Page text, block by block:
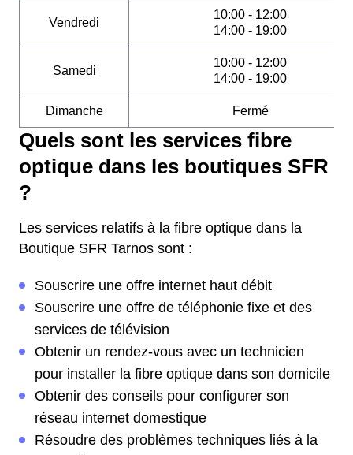
Vendredi
10:00 - 12:00
14:00 - 19:00
Samedi
10:00 - 12:00
14:00 - 19:00
Dimanche Fermé
Quels sont les services fibre
optique dans les boutiques SFR
?
Les services relatifs à la fibre optique dans la
Boutique SFR Tarnos sont :
Souscrire une offre internet haut débit
Souscrire une offre de téléphonie fixe et des
services de télévision
Obtenir un rendez-vous avec un technicien
pour installer la fibre optique dans son domicile
Obtenir des conseils pour configurer son
réseau internet domestique
Résoudre des problèmes techniques liés à la